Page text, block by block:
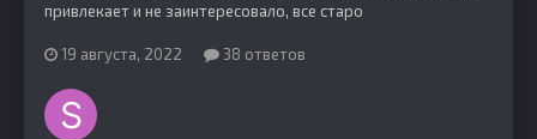
привлекает и не заинтересовало, все старо
19 августа, 2022 38 ответов